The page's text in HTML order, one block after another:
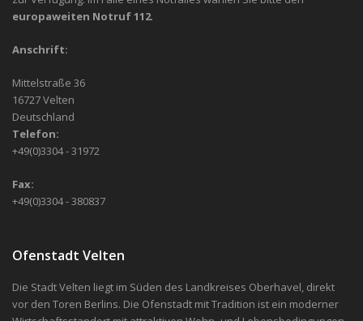
europaweiten Notruf 112.
Anschrift:
Mittelstraße 36
16727 Velten
Deutschland
Telefon:
+49(0)3304 - 31972
Fax:
+49(0)3304 - 380837
Ofenstadt Velten
Die Stadt Velten liegt im Süden des Landkreises Oberhavel, direkt
vor den Toren Berlins. Die Ofenstadt mit Tradition ist ein moderner